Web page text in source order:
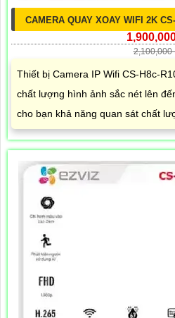
CAMERA QUAY XOAY WIFI 2K
2,100,000
Thiết bị Camera IP Wifi CS-H8c-
chất lượng hình ảnh sắc nét lên
cho bạn khả năng quan sát chất